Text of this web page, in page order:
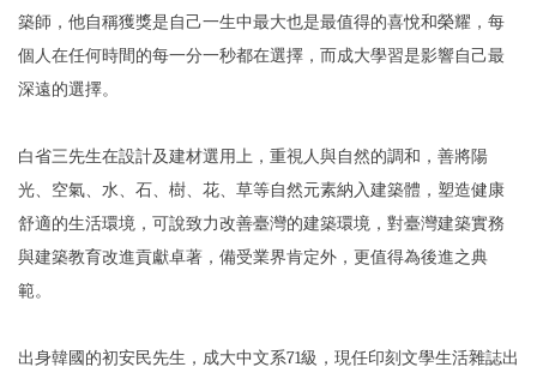
築師，他自稱獲獎是自己一生中最大也是最值得的喜悅和榮耀，每
個人在任何時間的每一分一秒都在選擇，而成大學習是影響自己最
深遠的選擇。
白省三先生在設計及建材選用上，重視人與自然的調和，善將陽
光、空氣、水、石、樹、花、草等自然元素納入建築體，塑造健康
舒適的生活環境，可說致力改善臺灣的建築環境，對臺灣建築實務
與建築教育改進貢獻卓著，備受業界肯定外，更值得為後進之典
範。
出身韓國的初安民先生，成大中文系71級，現任印刻文學生活雜誌出